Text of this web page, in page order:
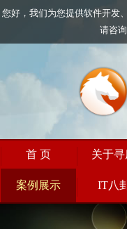
您好，我们为您提供软件开发
请咨询
首 页 关于
案例展示 IT八